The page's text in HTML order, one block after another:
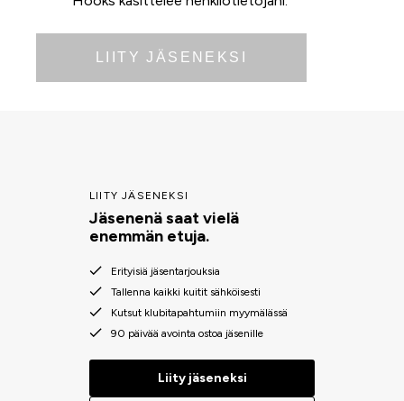
LIITY JÄSENEKSI
LIITY JÄSENEKSI
Jäsenenä saat vielä
enemmän etuja.
Erityisiä jäsentarjouksia
Tallenna kaikki kuitit sähköisesti
Kutsut klubitapahtumiin myymälässä
90 päivää avointa ostoa jäsenille
Liity jäseneksi